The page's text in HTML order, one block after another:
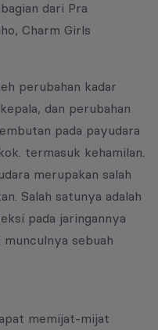
dari Pra
Charm Girls
perubahan kadar
dan perubahan
pada payudara
termasuk kehamilan.
merupakan salah
Salah satunya adalah
pada jaringannya
sebuah
memijat-mijat